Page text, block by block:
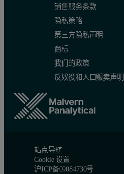
销售服务条款
隐私策略
第三方隐私声明
商标
我们的政策
反奴役和人口贩卖声明
站点导航
Cookie 设置
沪ICP备09084730号